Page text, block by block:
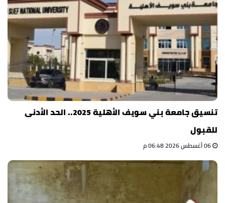
تنسيق جامعة بني سويف الأهلية 2025.. الحد الأدنى
للقبول